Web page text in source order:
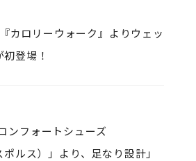
カロリーウォーク』よりウェッ
登場！
ンフォートシューズ
ポルス）」より、足なり設計」